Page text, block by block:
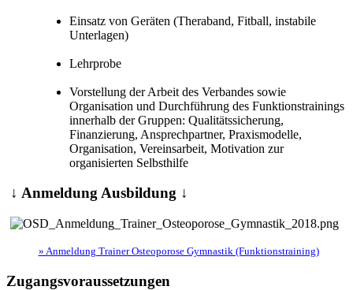
Einsatz von Geräten (Theraband, Fitball, instabile
Unterlagen)
Lehrprobe
Vorstellung der Arbeit des Verbandes sowie
Organisation und Durchführung des Funktionstrainings
innerhalb der Gruppen: Qualitätssicherung,
Finanzierung, Ansprechpartner, Praxismodelle,
Organisation, Vereinsarbeit, Motivation zur
organisierten Selbsthilfe
↓ Anmeldung Ausbildung ↓
» Anmeldung Trainer Osteoporose Gymnastik (Funktionstraining)
Zugangsvoraussetzungen